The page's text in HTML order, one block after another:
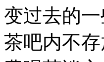
变过去的
茶吧内不